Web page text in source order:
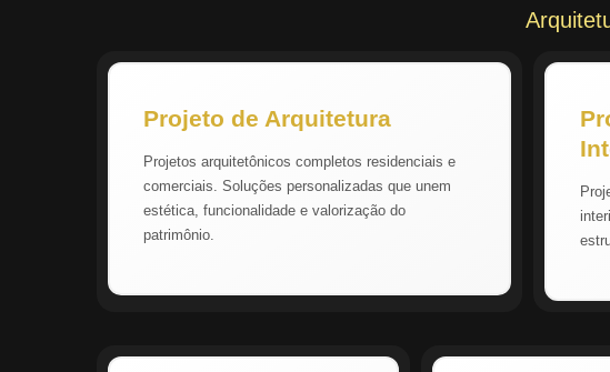
Projeto de Arquitetura
Projetos arquitetônicos completos residenciais e
comerciais. Soluções personalizadas que unem
estética, funcionalidade e valorização do
patrimônio.